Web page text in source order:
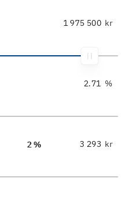
kr
%
2 % kr